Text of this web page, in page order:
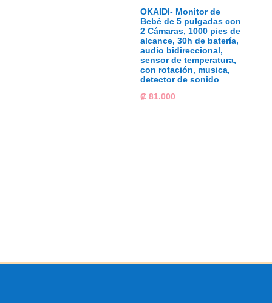
OKAIDI- Monitor de
Bebé de 5 pulgadas con
2 Cámaras, 1000 pies de
alcance, 30h de batería,
audio bidireccional,
sensor de temperatura,
con rotación, musica,
detector de sonido
₡81.000